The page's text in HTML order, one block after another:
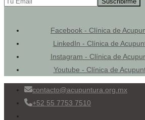
Facebook - Clínica de
LinkedIn - Clínica de
Instagram - Clínica de
Youtube - Clínica de
contacto@acupuntura.org.mx
+52 55 7753 7510